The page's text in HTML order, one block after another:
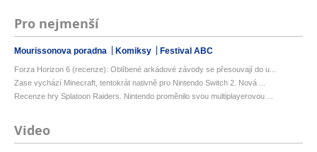
Pro nejmenší
Mourissonova poradna Komiksy Festival ABC
Forza Horizon 6 (recenze): Oblíbené arkádové závody se přesouvají do u...
Zase vychází Minecraft, tentokrát nativně pro Nintendo Switch 2. Nová ...
Recenze hry Splatoon Raiders. Nintendo proměnilo svou multiplayerovou ...
Video